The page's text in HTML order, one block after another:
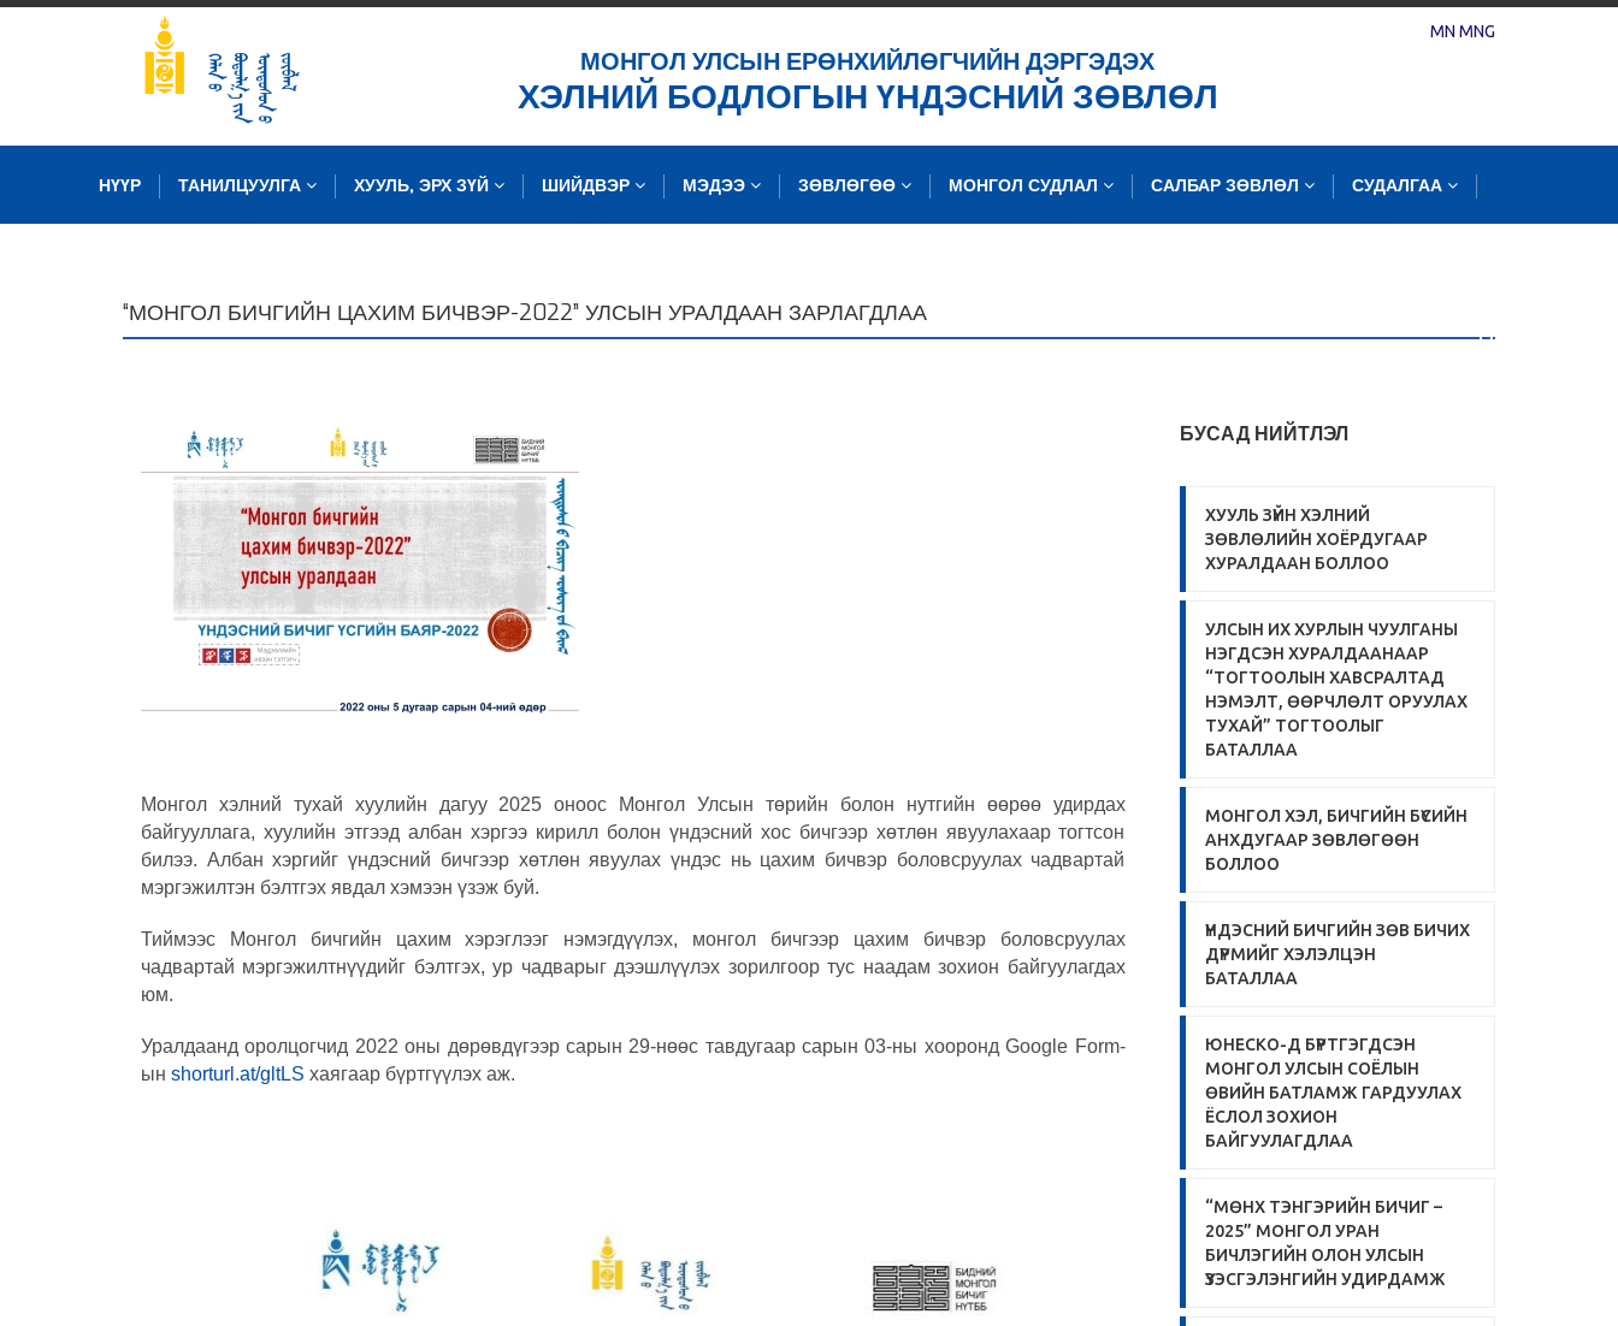
МОНГОЛ УЛСЫН ЕРӨНХИЙЛӨГЧИЙН ДЭРГЭДЭХ
ХЭЛНИЙ БОДЛОГЫН ҮНДЭСНИЙ ЗӨВЛӨЛ
MN MNG
НҮҮР ТАНИЛЦУУЛГА ХУУЛЬ, ЭРХ ЗҮЙ ШИЙДВЭР МЭДЭЭ ЗӨВЛӨГӨӨ МОНГОЛ СУДЛАЛ САЛБАР ЗӨВЛӨЛ СУДАЛГАА
“МОНГОЛ БИЧГИЙН ЦАХИМ БИЧВЭР-2022” УЛСЫН УРАЛДААН ЗАРЛАГДЛАА
Монгол хэлний тухай хуулийн дагуу 2025 оноос Монгол Улсын төрийн болон нутгийн өөрөө удирдах
байгууллага, хуулийн этгээд албан хэргээ кирилл болон үндэсний хос бичгээр хөтлөн явуулахаар тогтсон
билээ. Албан хэргийг үндэсний бичгээр хөтлөн явуулах үндэс нь цахим бичвэр боловсруулах чадвартай
мэргэжилтэн бэлтгэх явдал хэмээн үзэж буй.
Тиймээс Монгол бичгийн цахим хэрэглээг нэмэгдүүлэх, монгол бичгээр цахим бичвэр боловсруулах
чадвартай мэргэжилтнүүдийг бэлтгэх, ур чадварыг дээшлүүлэх зорилгоор тус наадам зохион байгуулагдах
юм.
Уралдаанд оролцогчид 2022 оны дөрөвдүгээр сарын 29-нөөс тавдугаар сарын 03-ны хооронд Google Form-
ын shorturl.at/gltLS хаягаар бүртгүүлэх аж.
БУСАД НИЙТЛЭЛ
ХУУЛЬ ЗҮЙН ХЭЛНИЙ
ЗӨВЛӨЛИЙН ХОЁРДУГААР
ХУРАЛДААН БОЛЛОО
УЛСЫН ИХ ХУРЛЫН ЧУУЛГАНЫ
НЭГДСЭН ХУРАЛДААНААР
“ТОГТООЛЫН ХАВСРАЛТАД
НЭМЭЛТ, ӨӨРЧЛӨЛТ ОРУУЛАХ
ТУХАЙ” ТОГТООЛЫГ
БАТАЛЛАА
МОНГОЛ ХЭЛ, БИЧГИЙН БҮСИЙН
АНХДУГААР ЗӨВЛӨГӨӨН
БОЛЛОО
ҮНДЭСНИЙ БИЧГИЙН ЗӨВ БИЧИХ
ДҮРМИЙГ ХЭЛЭЛЦЭН
БАТАЛЛАА
ЮНЕСКО-Д БҮРТГЭГДСЭН
МОНГОЛ УЛСЫН СОЁЛЫН
ӨВИЙН БАТЛАМЖ ГАРДУУЛАХ
ЁСЛОЛ ЗОХИОН
БАЙГУУЛАГДЛАА
“МӨНХ ТЭНГЭРИЙН БИЧИГ –
2025” МОНГОЛ УРАН
БИЧЛЭГИЙН ОЛОН УЛСЫН
ҮЗЭСГЭЛЭНГИЙН УДИРДАМЖ